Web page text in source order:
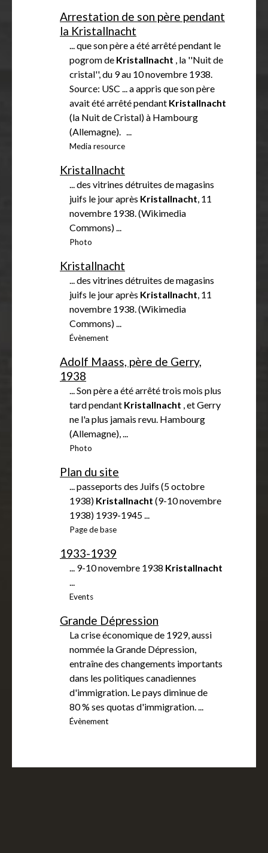
Arrestation de son père pendant
la Kristallnacht
... que son père a été arrêté pendant le
pogrom de Kristallnacht , la ''Nuit de
cristal'', du 9 au 10 novembre 1938.
Source: USC ... a appris que son père
avait été arrêté pendant Kristallnacht
(la Nuit de Cristal) à Hambourg
(Allemagne). ...
Media resource
Kristallnacht
... des vitrines détruites de magasins
juifs le jour après Kristallnacht, 11
novembre 1938. (Wikimedia
Commons) ...
Photo
Kristallnacht
... des vitrines détruites de magasins
juifs le jour après Kristallnacht, 11
novembre 1938. (Wikimedia
Commons) ...
Évènement
Adolf Maass, père de Gerry,
1938
... Son père a été arrêté trois mois plus
tard pendant Kristallnacht , et Gerry
ne l'a plus jamais revu. Hambourg
(Allemagne), ...
Photo
Plan du site
... passeports des Juifs (5 octobre
1938) Kristallnacht (9-10 novembre
1938) 1939-1945 ...
Page de base
1933-1939
... 9-10 novembre 1938 Kristallnacht
...
Events
Grande Dépression
La crise économique de 1929, aussi
nommée la Grande Dépression,
entraîne des changements importants
dans les politiques canadiennes
d'immigration. Le pays diminue de
80 % ses quotas d'immigration. ...
Évènement